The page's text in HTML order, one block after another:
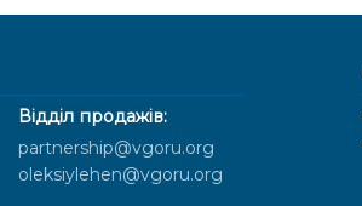
Відділ продажів:
partnership@vgoru.org
oleksiylehen@vgoru.org